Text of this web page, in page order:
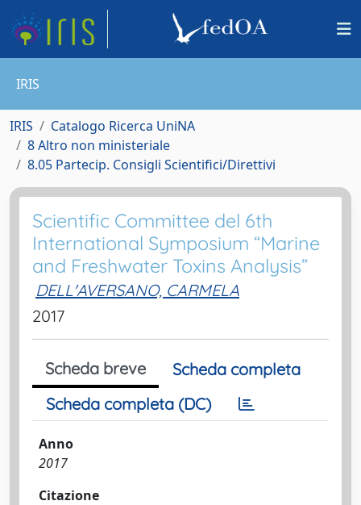
IRIS
IRIS
Catalogo Ricerca UniNA
8 Altro non ministeriale
8.05 Partecip. Consigli Scientifici/Direttivi
Scientific Committee del 6th
International Symposium “Marine
and Freshwater Toxins Analysis”
DELL'AVERSANO, CARMELA
2017
Scheda breve
Scheda completa
Scheda completa (DC)
Anno
2017
Citazione